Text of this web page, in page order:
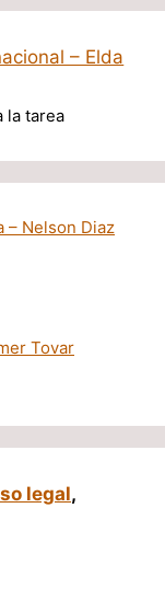
– Elda
la tarea
– Nelson Diaz
Tovar
legal,